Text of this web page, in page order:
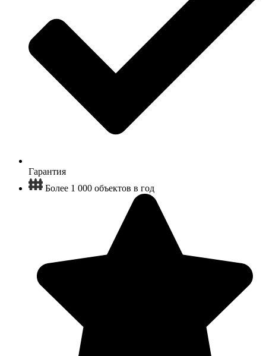
Гарантия
Более 1 000 объектов в год